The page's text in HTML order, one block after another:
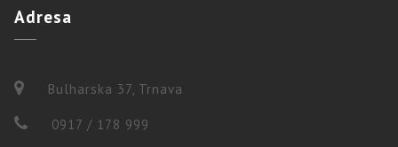
Adresa
Bulharska 37, Trnava
0917 / 178 999